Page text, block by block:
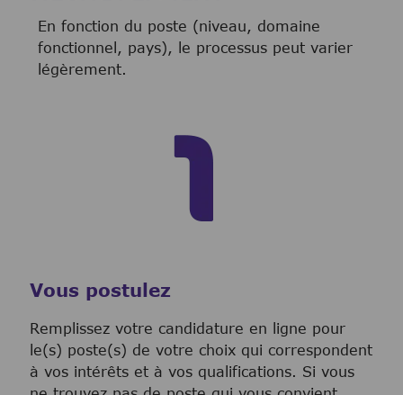
En fonction du poste (niveau, domaine
fonctionnel, pays), le processus peut varier
légèrement.
Vous postulez
Remplissez votre candidature en ligne pour
le(s) poste(s) de votre choix qui correspondent
à vos intérêts et à vos qualifications. Si vous